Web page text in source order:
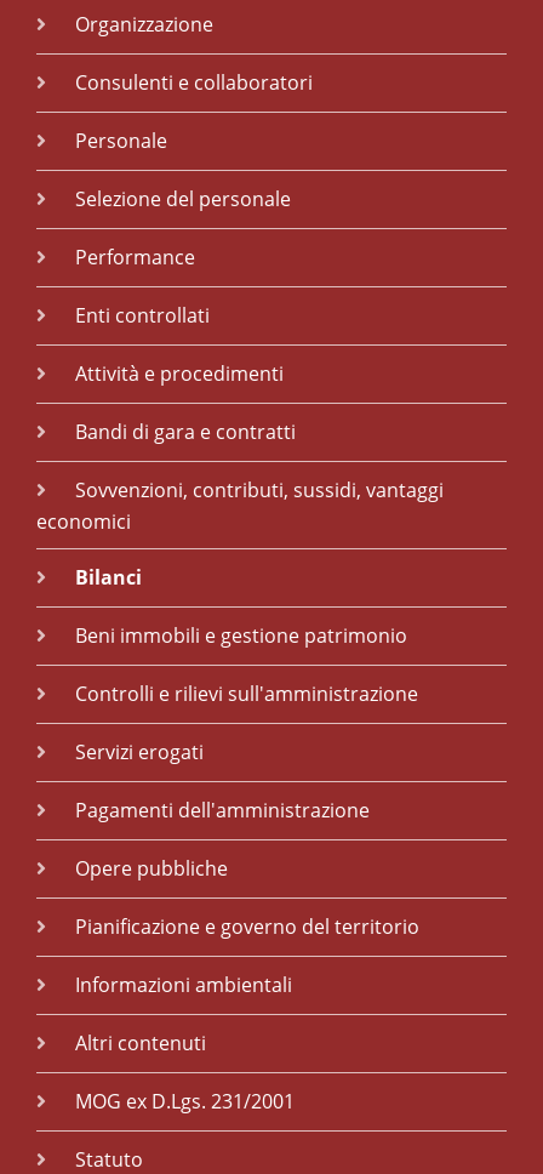
Organizzazione
Consulenti e collaboratori
Personale
Selezione del personale
Performance
Enti controllati
Attività e procedimenti
Bandi di gara e contratti
Sovvenzioni, contributi, sussidi, vantaggi
economici
Bilanci
Beni immobili e gestione patrimonio
Controlli e rilievi sull'amministrazione
Servizi erogati
Pagamenti dell'amministrazione
Opere pubbliche
Pianificazione e governo del territorio
Informazioni ambientali
Altri contenuti
MOG ex D.Lgs. 231/2001
Statuto